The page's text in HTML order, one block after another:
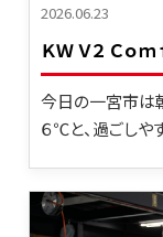
2026.06.23
ＫＷ Ｖ２ Ｃｏ
今日の一宮市は
６℃と、過ごしや